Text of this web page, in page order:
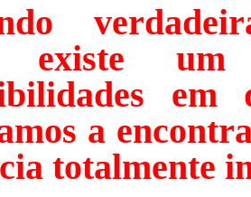
existe
em
a
totalmente